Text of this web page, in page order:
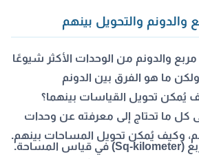
والدونم والتحويل بينهم
والدونم من الوحدات الأكثر شيوعًا
ما هو الفرق بين الدونم
يُمكن تحويل القياسات بينهما؟
كل ما تحتاج إلى معرفته عن وحدات
وكيف يُمكن تحويل المساحات بينهم.
يستخدم الكيلومتر مربع (Sq-kilometer) في قياس المساحة.